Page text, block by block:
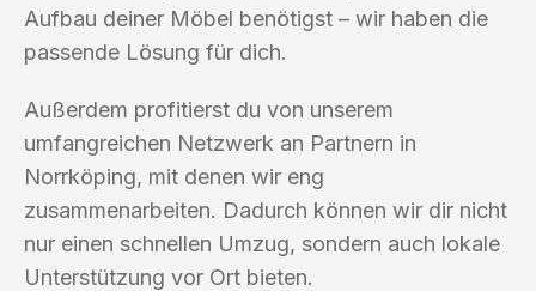
Aufbau deiner Möbel benötigst – wir haben die
passende Lösung für dich.
Außerdem profitierst du von unserem
umfangreichen Netzwerk an Partnern in
Norrköping, mit denen wir eng
zusammenarbeiten. Dadurch können wir dir nicht
nur einen schnellen Umzug, sondern auch lokale
Unterstützung vor Ort bieten.